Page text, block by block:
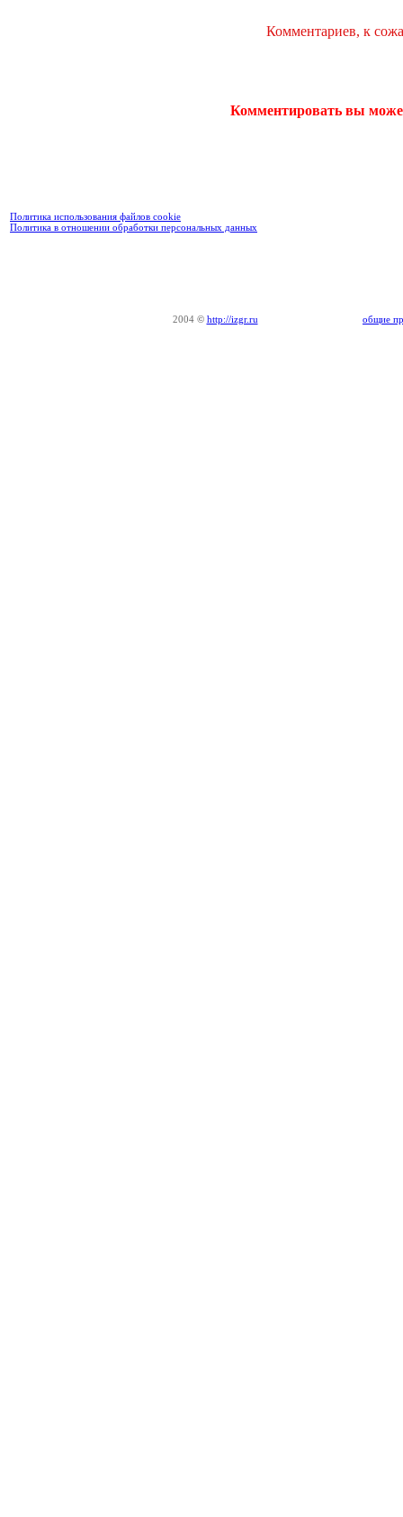
Комментариев, к
Комментировать вы
Политика использования файлов cookie
Политика в отношении обработки персональных данных
2004 © http://izgr.ru общие